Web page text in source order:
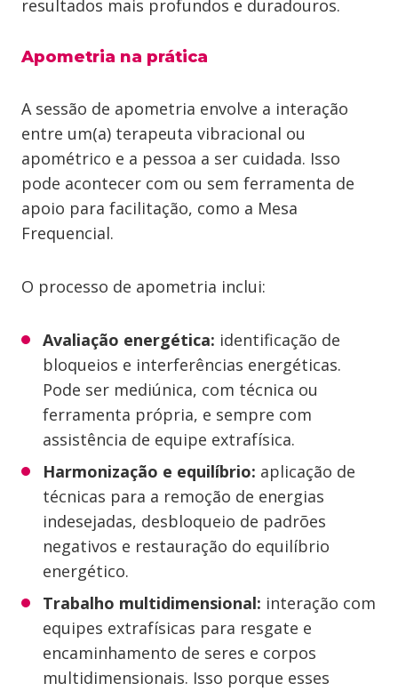
resultados mais profundos e duradouros.
Apometria na prática
A sessão de apometria envolve a interação
entre um(a) terapeuta vibracional ou
apométrico e a pessoa a ser cuidada. Isso
pode acontecer com ou sem ferramenta de
apoio para facilitação, como a Mesa
Frequencial.
O processo de apometria inclui:
Avaliação energética: identificação de
bloqueios e interferências energéticas.
Pode ser mediúnica, com técnica ou
ferramenta própria, e sempre com
assistência de equipe extrafísica.
Harmonização e equilíbrio: aplicação de
técnicas para a remoção de energias
indesejadas, desbloqueio de padrões
negativos e restauração do equilíbrio
energético.
Trabalho multidimensional: interação com
equipes extrafísicas para resgate e
encaminhamento de seres e corpos
multidimensionais. Isso porque esses